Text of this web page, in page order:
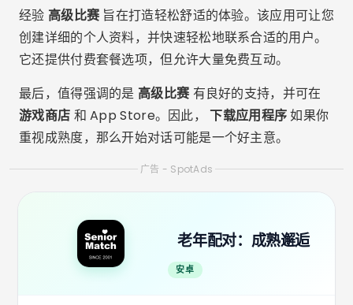
经验 高级比赛旨在打造轻松舒适的体验。该应用可让您
创建详细的个人资料，并快速轻松地联系合适的用户。
它还提供付费套餐选项，但允许大量免费互动。
最后，值得强调的是 高级比赛有良好的支持，并可在
游戏商店 和 App Store。因此，下载应用程序如果你
重视成熟度，那么开始对话可能是一个好主意。
广告 - SpotAds
老年配对：成熟邂逅
安卓